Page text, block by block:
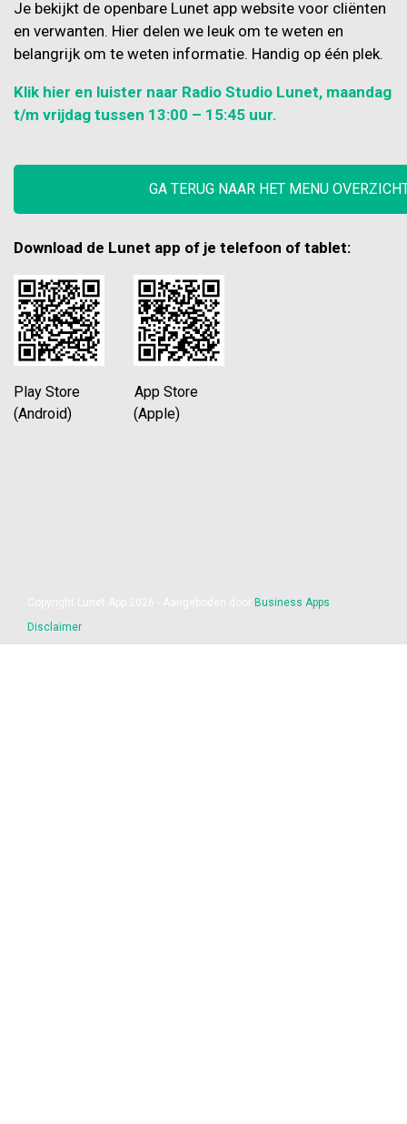
Je bekijkt de openbare Lunet app website voor cliënten
en verwanten. Hier delen we leuk om te weten en
belangrijk om te weten informatie. Handig op één plek.
Klik hier en luister naar Radio Studio Lunet, maandag
t/m vrijdag tussen 13:00 – 15:45 uur.
GA TERUG NAAR HET MENU
Download de Lunet app of je telefoon of tablet:
Play Store App Store
(Android) (Apple)
Business Apps
Disclaimer